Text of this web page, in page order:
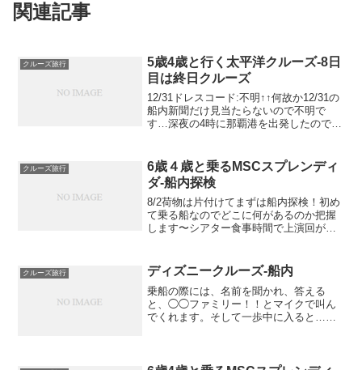
関連記事
クルーズ旅行
5歳4歳と行く太平洋クルーズ-8日
目は終日クルーズ
12/31ドレスコード:不明↑↑何故か12/31の
船内新聞だけ見当たらないので不明で
す…深夜の4時に那覇港を出発したので、
のでジャルディーノも閉店…入れ違いに
営業を始...
クルーズ旅行
6歳４歳と乗るMSCスプレンディ
ダ-船内探検
8/2荷物は片付けてまずは船内探検！初め
て乗る船なのでどこに何があるのか把握
します〜シアター食事時間で上演回が分
で開演ギリギリで行っても座ることは可
能ですが、前の方の席...
クルーズ旅行 ディズニークルーズ-船内
乗船の際には、名前を聞かれ、答える
と、◯◯ファミリー！！とマイクで叫ん
でくれます。そして一歩中に入ると…壮